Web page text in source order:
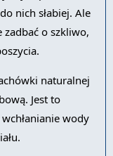
nich słabiej. Ale
o szkliwo,
naturalnej
Jest to
wody